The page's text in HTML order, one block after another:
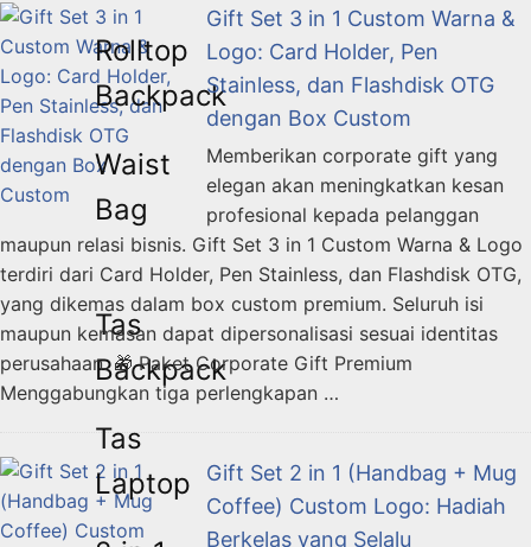
Rolltop
Backpack
Waist
Bag
Tas
Backpack
Tas
Laptop
Gift Set 3 in 1 Custom Warna &
Logo: Card Holder, Pen
Stainless, dan Flashdisk OTG
dengan Box Custom
Memberikan corporate gift yang
elegan akan meningkatkan kesan
profesional kepada pelanggan
maupun relasi bisnis. Gift Set 3 in 1 Custom Warna & Logo
terdiri dari Card Holder, Pen Stainless, dan Flashdisk OTG,
yang dikemas dalam box custom premium. Seluruh isi
maupun kemasan dapat dipersonalisasi sesuai identitas
perusahaan. 🎁 Paket Corporate Gift Premium
Menggabungkan tiga perlengkapan …
Gift Set 2 in 1 (Handbag + Mug
Coffee) Custom Logo: Hadiah
Berkelas yang Selalu